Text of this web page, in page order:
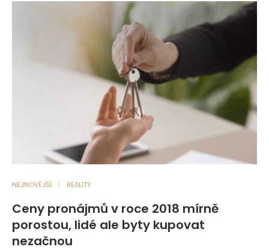
NEJNOVĚJŠÍ REALITY
Ceny pronájmů v roce 2018 mírně
porostou, lidé ale byty kupovat
nezačnou